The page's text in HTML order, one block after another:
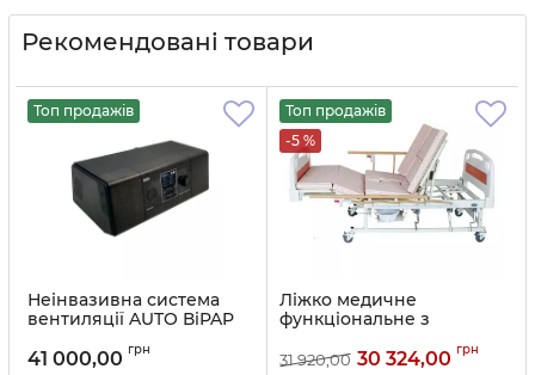
Рекомендовані товари
Топ продажів
Неінвазивна система
вентиляції AUTO ВiPAP
Артикул: 11520
41 000,00 грн
Топ продажів
-5 %
Ліжко медичне
функціональне з
Артикул: 2776
31 920,00 30 324,00 грн